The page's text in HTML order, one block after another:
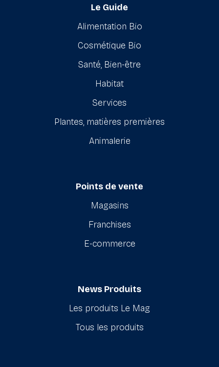
Le Guide
Alimentation Bio
Cosmétique Bio
Santé, Bien-être
Habitat
Services
Plantes, matières premières
Animalerie
Points de vente
Magasins
Franchises
E-commerce
News Produits
Les produits Le Mag
Tous les produits